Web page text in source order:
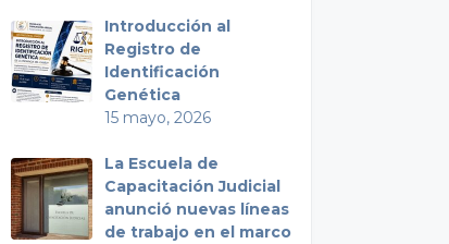
Introducción al
Registro de
Identificación
Genética
15 mayo, 2026
La Escuela de
Capacitación Judicial
anunció nuevas líneas
de trabajo en el marco